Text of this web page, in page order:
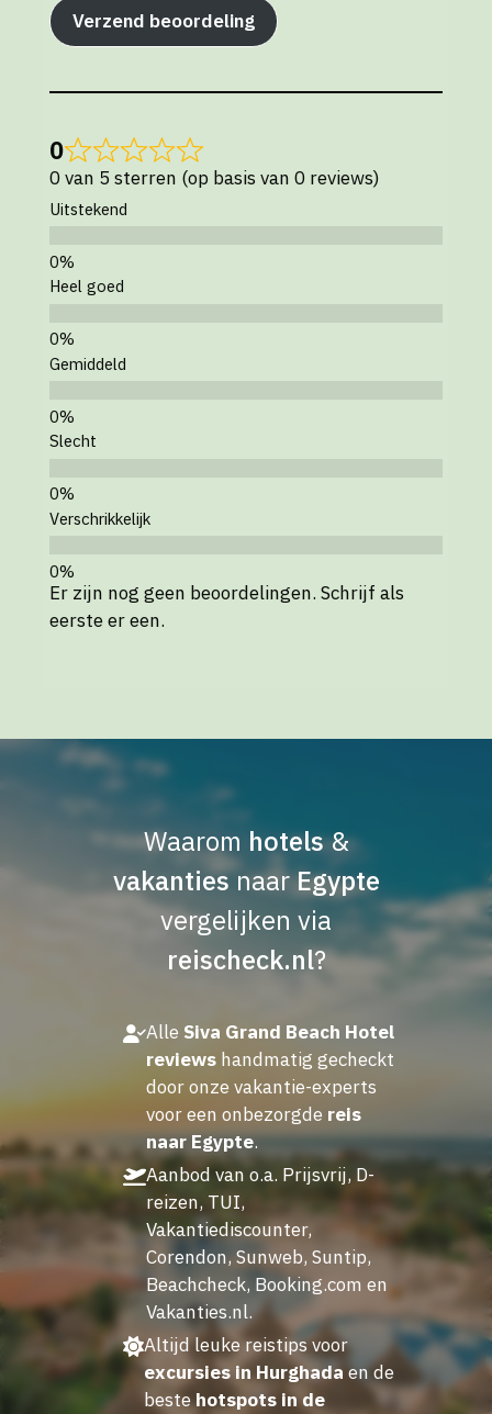
Verzend beoordeling
0
0 van 5 sterren (op basis van 0 reviews)
Uitstekend
Heel goed
Gemiddeld
Slecht
Verschrikkelijk
Er zijn nog geen beoordelingen. Schrijf als
eerste er een.
Waarom hotels&
vakantiesnaarEgypte
vergelijken via
reischeck.nl?
Alle Siva Grand Beach Hotel
reviewshandmatig gecheckt
door onze vakantie-experts
voor een onbezorgde reis
naar Egypte.
Aanbod van o.a. Prijsvrij, D-
reizen, TUI,
Vakantiediscounter,
Corendon, Sunweb, Suntip,
Beachcheck, Booking.com en
Vakanties.nl.
Altijd leuke reistips voor
excursies in Hurghada en de
bestehotspots in de